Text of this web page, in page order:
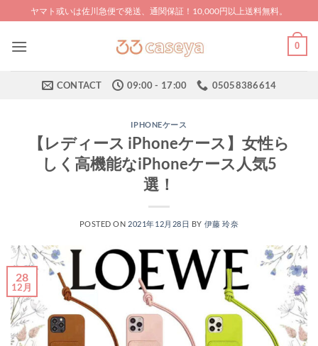
to
content
ヤマト或いは佐川急便で発送、通関保証！10,000円以上送料無料。
0
CONTACT 09:00 - 17:00 05058386614
IPHONEケース
【レディース iPhoneケース】女性ら
しく高機能なiPhoneケース人気5
選！
POSTED ON 2021年12月28日 BY 伊藤 玲奈
28
12月